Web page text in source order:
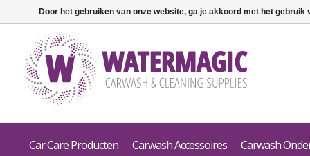
Car Care Producten Carwash Accessoires Carwash
Door het gebruiken van onze website, ga je akkoord met het